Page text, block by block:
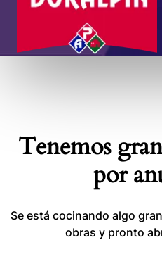
Tenemos
por
Se está cocinando algo
obras y pronto